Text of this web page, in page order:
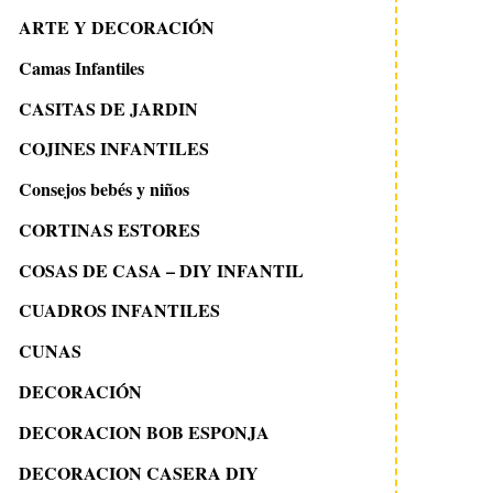
ARTE Y DECORACIÓN
Camas Infantiles
CASITAS DE JARDIN
COJINES INFANTILES
Consejos bebés y niños
CORTINAS ESTORES
COSAS DE CASA – DIY INFANTIL
CUADROS INFANTILES
CUNAS
DECORACIÓN
DECORACION BOB ESPONJA
DECORACION CASERA DIY